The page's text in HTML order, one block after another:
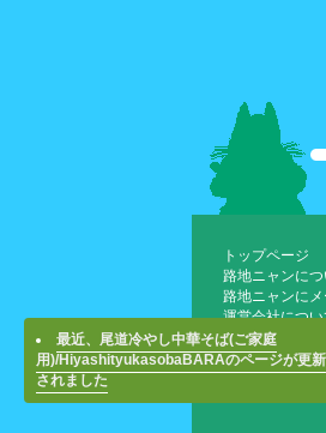
トップページ
路地ニャンにつ
路地ニャンに
運営会社につ
JTBホテル検索
最近、尾道冷やし中華そば(ご家庭
用)/HiyashityukasobaBARAのページが更新
されました